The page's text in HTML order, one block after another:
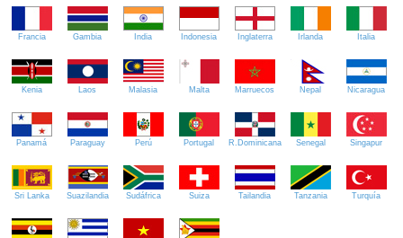
Francia Gambia India Indonesia Inglaterra Irlanda Italia
Kenia Laos Malasia Malta Marruecos Nepal Nicaragua
Panamá Paraguay Perú Portugal R.Dominicana Senegal Singapur
Sri Lanka Suazilandia Sudáfrica Suiza Tailandia Tanzania Turquía